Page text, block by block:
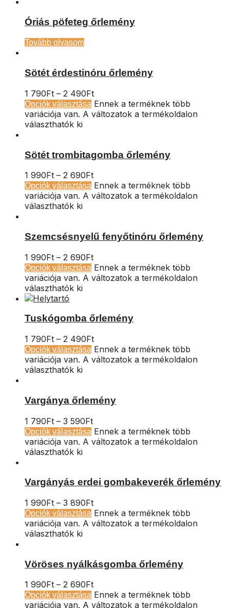
Óriás pöfeteg őrlemény
Tovább olvasom
Sötét érdestinóru őrlemény
1 790Ft – 2 490Ft
Opciók választása Ennek a terméknek több
variációja van. A változatok a termékoldalon
választhatók ki
Sötét trombitagomba őrlemény
1 990Ft – 2 690Ft
Opciók választása Ennek a terméknek több
variációja van. A változatok a termékoldalon
választhatók ki
Szemcsésnyelű fenyőtinóru őrlemény
1 990Ft – 2 690Ft
Opciók választása Ennek a terméknek több
variációja van. A változatok a termékoldalon
választhatók ki
Tuskógomba őrlemény
1 790Ft – 2 490Ft
Opciók választása Ennek a terméknek több
variációja van. A változatok a termékoldalon
választhatók ki
Vargánya őrlemény
1 790Ft – 3 590Ft
Opciók választása Ennek a terméknek több
variációja van. A változatok a termékoldalon
választhatók ki
Vargányás erdei gombakeverék őrlemény
1 990Ft – 3 890Ft
Opciók választása Ennek a terméknek több
variációja van. A változatok a termékoldalon
választhatók ki
Vöröses nyálkásgomba őrlemény
1 990Ft – 2 690Ft
Opciók választása Ennek a terméknek több
variációja van. A változatok a termékoldalon